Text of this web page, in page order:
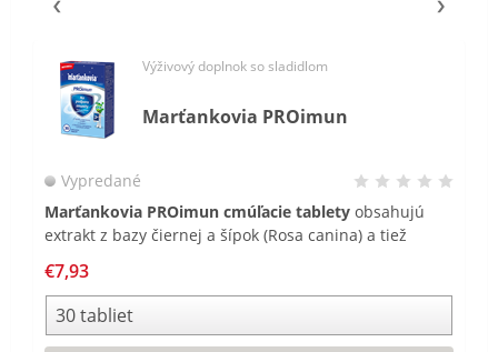
Výživový doplnok so sladidlom
Marťankovia PROimun
Vypredané
Marťankovia PROimun cmúľacie tablety obsahujú
extrakt z bazy čiernej a šípok (Rosa canina) a tiež
organizmu. PROimun cmúľacie tablety môžu užívať
deti od 3 rokov.
€7,93